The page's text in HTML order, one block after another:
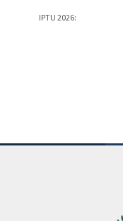
IPTU 2026: